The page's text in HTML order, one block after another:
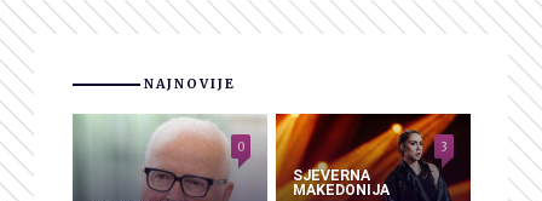
NAJNOVIJE
0
SJEVERNA
MAKEDONIJA
3